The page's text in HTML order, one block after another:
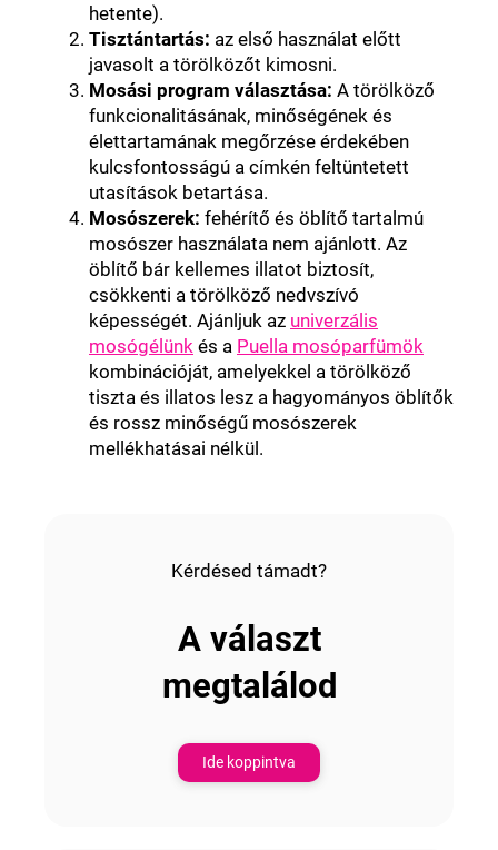
hetente).
Tisztántartás: az első használat előtt
javasolt a törölközőt kimosni.
Mosási program választása: A törölköző
funkcionalitásának, minőségének és
élettartamának megőrzése érdekében
kulcsfontosságú a címkén feltüntetett
utasítások betartása.
Mosószerek: fehérítő és öblítő tartalmú
mosószer használata nem ajánlott. Az
öblítő bár kellemes illatot biztosít,
csökkenti a törölköző nedvszívó
képességét. Ajánljuk az univerzális
mosógélünk és a Puella mosóparfümök
kombinációját, amelyekkel a törölköző
tiszta és illatos lesz a hagyományos öblítők
és rossz minőségű mosószerek
mellékhatásai nélkül.
Kérdésed támadt?
A választ
megtalálod
Ide koppintva